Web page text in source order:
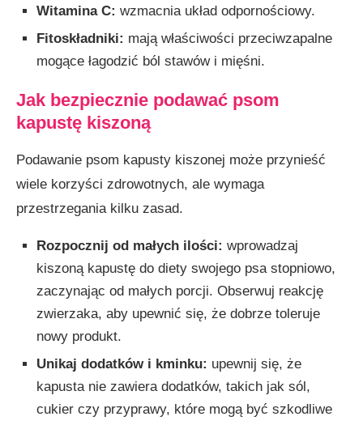
Witamina C: wzmacnia układ odpornościowy.
Fitoskładniki: mają właściwości przeciwzapalne
mogące łagodzić ból stawów i mięśni.
Jak bezpiecznie podawać psom
kapustę kiszoną
Podawanie psom kapusty kiszonej może przynieść
wiele korzyści zdrowotnych, ale wymaga
przestrzegania kilku zasad.
Rozpocznij od małych ilości: wprowadzaj
kiszoną kapustę do diety swojego psa stopniowo,
zaczynając od małych porcji. Obserwuj reakcję
zwierzaka, aby upewnić się, że dobrze toleruje
nowy produkt.
Unikaj dodatków i kminku: upewnij się, że
kapusta nie zawiera dodatków, takich jak sól,
cukier czy przyprawy, które mogą być szkodliwe